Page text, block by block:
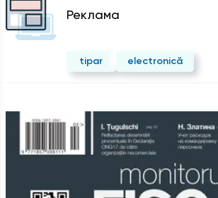
Реклама
tipar electronică